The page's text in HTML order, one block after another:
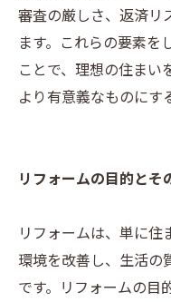
審査の厳しさ、返済リ
ます。これらの要素を
ことで、理想の住まい
より有意義なものにす
リフォームの目的とそ
リフォームは、単に
環境を改善し、生活の
です。リフォームの目